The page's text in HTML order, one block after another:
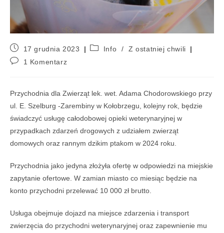
17 grudnia 2023 Info /
Z ostatniej chwili
1 Komentarz
Przychodnia dla Zwierząt lek. wet. Adama Chodorowskiego przy
ul. E. Szelburg -Zarembiny w Kołobrzegu, kolejny rok, będzie
świadczyć usługę całodobowej opieki weterynaryjnej w
przypadkach zdarzeń drogowych z udziałem zwierząt
domowych oraz rannym dzikim ptakom w 2024 roku.
Przychodnia jako jedyna złożyła ofertę w odpowiedzi na miejskie
zapytanie ofertowe. W zamian miasto co miesiąc będzie na
konto przychodni przelewać 10 000 zł brutto.
Usługa obejmuje dojazd na miejsce zdarzenia i transport
zwierzęcia do przychodni weterynaryjnej oraz zapewnienie mu